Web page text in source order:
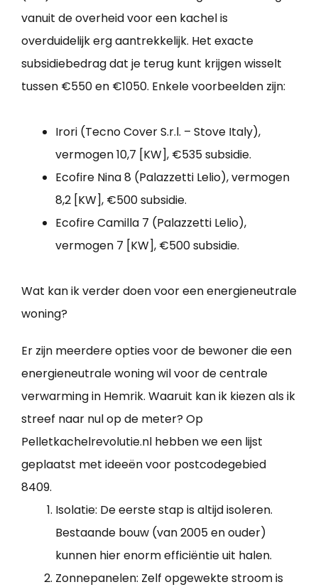
vanuit de overheid voor een kachel is
overduidelijk erg aantrekkelijk. Het exacte
subsidiebedrag dat je terug kunt krijgen wisselt
tussen €550 en €1050. Enkele voorbeelden zijn:
Irori (Tecno Cover S.r.l. – Stove Italy),
vermogen 10,7 [KW], €535 subsidie.
Ecofire Nina 8 (Palazzetti Lelio), vermogen
8,2 [KW], €500 subsidie.
Ecofire Camilla 7 (Palazzetti Lelio),
vermogen 7 [KW], €500 subsidie.
Wat kan ik verder doen voor een energieneutrale
woning?
Er zijn meerdere opties voor de bewoner die een
energieneutrale woning wil voor de centrale
verwarming in Hemrik. Waaruit kan ik kiezen als ik
streef naar nul op de meter? Op
Pelletkachelrevolutie.nl hebben we een lijst
geplaatst met ideeën voor postcodegebied
8409.
Isolatie: De eerste stap is altijd isoleren.
Bestaande bouw (van 2005 en ouder)
kunnen hier enorm efficiëntie uit halen.
Zonnepanelen: Zelf opgewekte stroom is